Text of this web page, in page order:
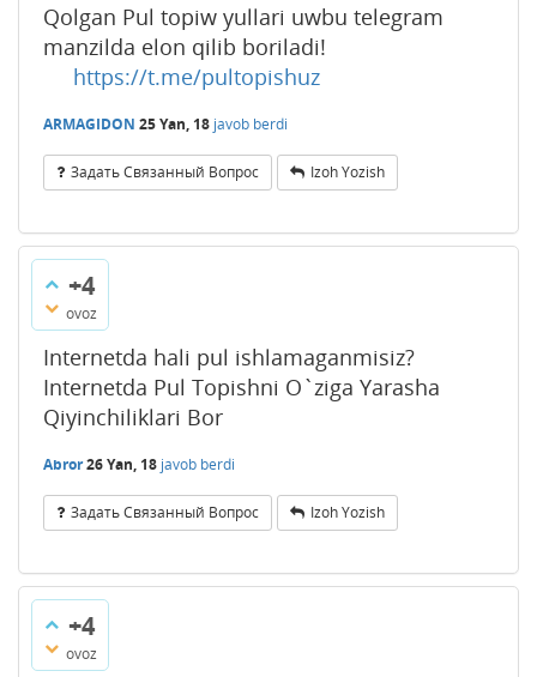
Qolgan Pul topiw yullari uwbu telegram
manzilda elon qilib boriladi!
https://t.me/pultopishuz
ARMAGIDON 25 Yan, 18 javob berdi
Задать Связанный Вопрос Izoh Yozish
+4
ovoz
Internetda hali pul ishlamaganmisiz?
Internetda Pul Topishni O`ziga Yarasha
Qiyinchiliklari Bor
Abror26 Yan, 18 javob berdi
Задать Связанный Вопрос Izoh Yozish
+4
ovoz